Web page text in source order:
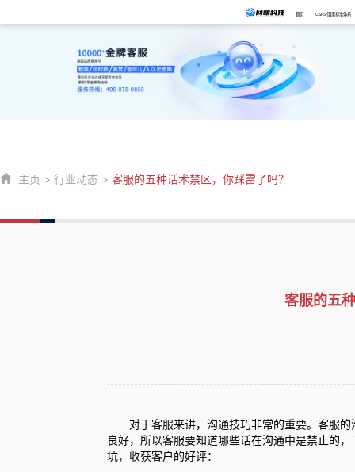
首页 CSPS/国家标准体系
主页 > 行业动态 > 客服的五种话术禁区，你踩雷了吗？
客服的五
对于客服来讲，沟通技巧非常的重要。客服
良好，所以客服要知道哪些话在沟通中是禁止的
坑，收获客户的好评：